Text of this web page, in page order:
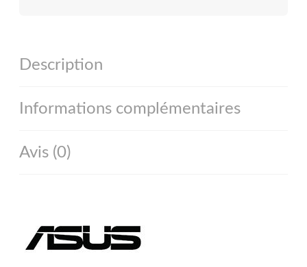
Description
Informations complémentaires
Avis (0)